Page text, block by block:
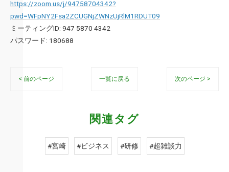
https://zoom.us/j/94758704342?
pwd=WFpNY2Fsa2ZCUGNjZWNzUjRlM1RDUT09
ミーティングID: 947 5870 4342
パスワード: 180688
< 前のページ 一覧に戻る 次のページ >
関連タグ
#宮崎 #ビジネス #研修 #超雑談力